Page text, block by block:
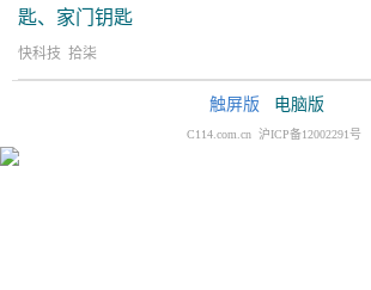
匙、家门钥匙
快科技 拾柒
触屏版 电脑版
C114.com.cn 沪ICP备12002291号